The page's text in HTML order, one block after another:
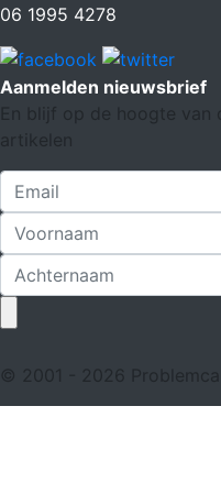
06 1995 4278
Aanmelden nieuwsbrief
En blijf op de hoogte van
artikelen
© 2001 - 2026